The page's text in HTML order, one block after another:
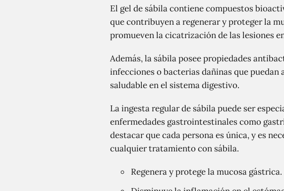
El gel de sábila contiene compuestos
que contribuyen a regenerar y proteger la
promueven la cicatrización de las lesiones
Además, la sábila posee propiedades
infecciones o bacterias dañinas que
saludable en el sistema digestivo.
La ingesta regular de sábila puede ser
enfermedades gastrointestinales como
destacar que cada persona es única, y es
cualquier tratamiento con sábila.
Regenera y protege la mucosa gástrica.